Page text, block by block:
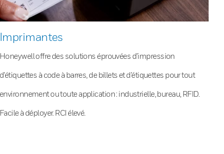
Imprimantes
Honeywell offre des solutions éprouvées d’impression
d’étiquettes à code à barres, de billets et d’étiquettes pour tout
environnement ou toute application : industrielle, bureau, RFID.
Facile à déployer. RCI élevé.